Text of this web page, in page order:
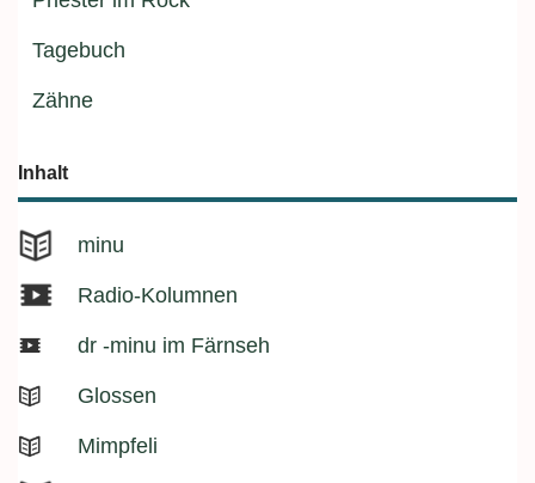
Tagebuch
Zähne
Inhalt
minu
Radio-Kolumnen
dr -minu im Färnseh
Glossen
Mimpfeli